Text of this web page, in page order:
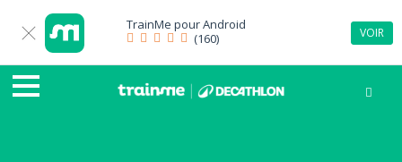
TrainMe pourAndroid
(160)
VOIR